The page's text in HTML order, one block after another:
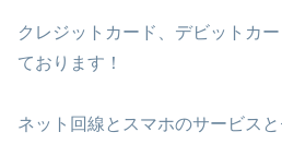
クレジットカード、デビットカ
ております！
ネット回線とスマホのサービス